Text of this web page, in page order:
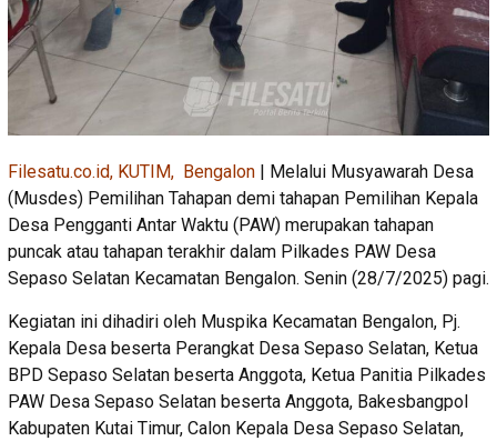
Filesatu.co.id, KUTIM, Bengalon | Melalui Musyawarah Desa
(Musdes) Pemilihan Tahapan demi tahapan Pemilihan Kepala
Desa Pengganti Antar Waktu (PAW) merupakan tahapan
puncak atau tahapan terakhir dalam Pilkades PAW Desa
Sepaso Selatan Kecamatan Bengalon. Senin (28/7/2025) pagi.
Kegiatan ini dihadiri oleh Muspika Kecamatan Bengalon, Pj.
Kepala Desa beserta Perangkat Desa Sepaso Selatan, Ketua
BPD Sepaso Selatan beserta Anggota, Ketua Panitia Pilkades
PAW Desa Sepaso Selatan beserta Anggota, Bakesbangpol
Kabupaten Kutai Timur, Calon Kepala Desa Sepaso Selatan,